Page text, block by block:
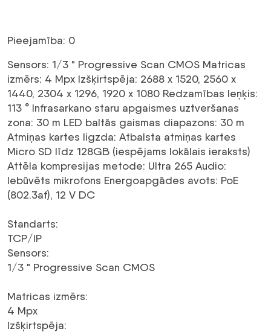
Pieejamība: 0
Sensors: 1/3 " Progressive Scan CMOS Matricas
izmērs: 4 Mpx Izšķirtspēja: 2688 x 1520, 2560 x
1440, 2304 x 1296, 1920 x 1080 Redzamības leņķis:
113 ° Infrasarkano staru apgaismes uztveršanas
zona: 30 m LED baltās gaismas diapazons: 30 m
Atmiņas kartes ligzda: Atbalsta atmiņas kartes
Micro SD līdz 128GB (iespējams lokālais ieraksts)
Attēla kompresijas metode: Ultra 265 Audio:
Iebūvēts mikrofons Energoapgādes avots: PoE
(802.3af), 12 V DC
Standarts:
TCP/IP
Sensors:
1/3 " Progressive Scan CMOS
Matricas izmērs:
4 Mpx
Izšķirtspēja: